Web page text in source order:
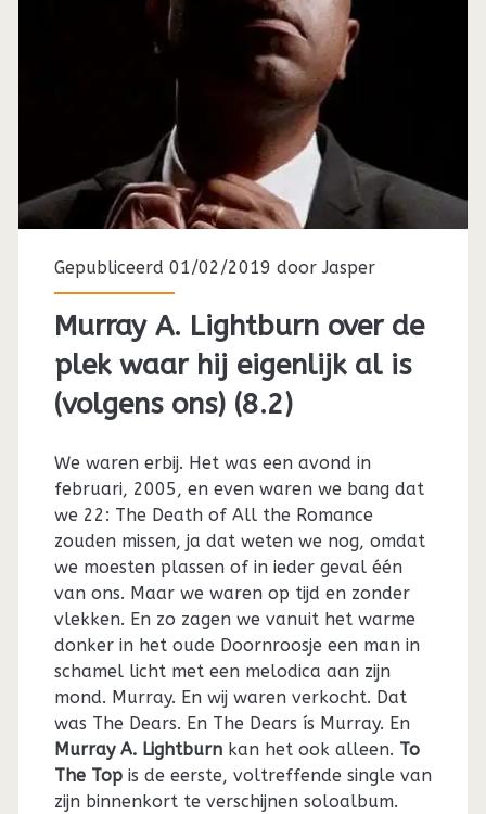
Gepubliceerd 01/02/2019 doorJasper
Murray A. Lightburn over de
plek waar hij eigenlijk al is
(volgens ons) (8.2)
We waren erbij. Het was een avond in
februari, 2005, en even waren we bang dat
we 22: The Death of All the Romance
zouden missen, ja dat weten we nog, omdat
we moesten plassen of in ieder geval één
van ons. Maar we waren op tijd en zonder
vlekken. En zo zagen we vanuit het warme
donker in het oude Doornroosje een man in
schamel licht met een melodica aan zijn
mond. Murray. En wij waren verkocht. Dat
was The Dears. En The Dears ís Murray. En
Murray A. Lightburnkan het ook alleen. To
The Topis de eerste, voltreffende single van
zijn binnenkort te verschijnen soloalbum.